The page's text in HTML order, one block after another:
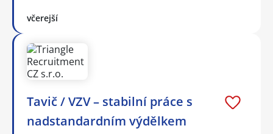
včerejší
Tavič / VZV – stabilní práce s
nadstandardním výdělkem